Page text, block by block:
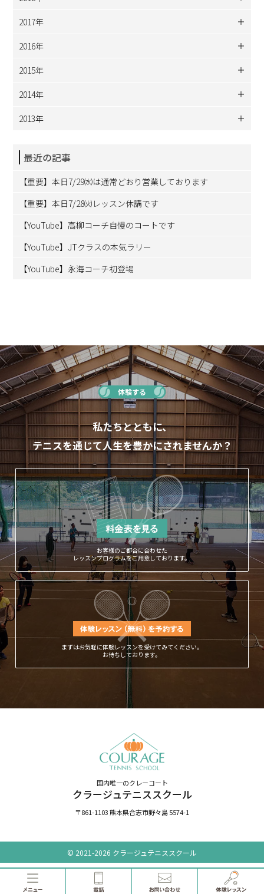
2017年
2016年
2015年
2014年
2013年
最近の記事
【重要】本日7/29㈬は通常どおり営業しております
【重要】本日7/28㈫レッスン休講です
【YouTube】高柳コーチ自慢のコートです
【YouTube】JTクラスの本気ラリー
【YouTube】永海コーチ初登場
体験する
私たちとともに、
テニスを通じて人生を豊かにされませんか？
お客様のご都合に合わせた
レッスンプログラムをご用意しております。
まずはお気軽に体験レッスンを受けてみてください。
お待ちしております。
国内唯一のクレーコート
クラージュテニススクール
〒861-1103 熊本県合志市野々島 5574-1
© 2021-2026 クラージュテニススクール